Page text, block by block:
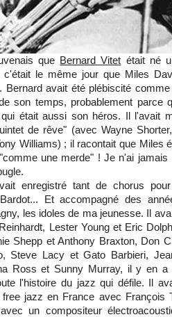
que Bernard Vitet était né
c'était le même jour que Miles
Bernard avait été plébiscité
son temps, probablement parce
était aussi son héros. Il l'avait
de rêve" (avec Wayne
Williams) ; il racontait que Miles
une merde" ! Je n'ai jamais
enregistré tant de chorus
Et accompagné des
les idoles de ma jeunesse. Il
Lester Young et Eric
Shepp et Anthony Braxton, Don
Steve Lacy et Gato Barbieri,
Ross et Sunny Murray, il y en a
l'histoire du jazz qui défile. Il
jazz en France avec François
un compositeur